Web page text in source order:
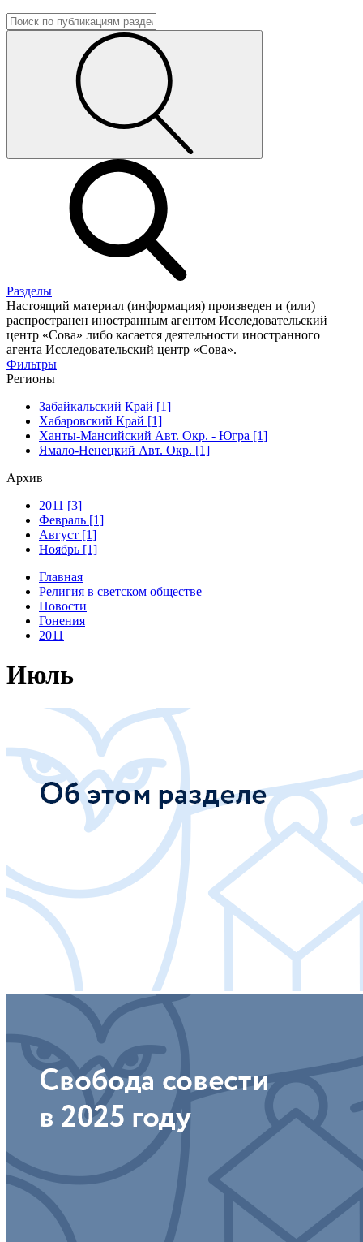
Разделы
Настоящий материал (информация) произведен и (или)
распространен иностранным агентом Исследовательский
центр «Сова» либо касается деятельности иностранного
агента Исследовательский центр «Сова».
Фильтры
Регионы
Забайкальский Край [1]
Хабаровский Край [1]
Ханты-Мансийский Авт. Окр. - Югра [1]
Ямало-Ненецкий Авт. Окр. [1]
Архив
2011 [3]
Февраль [1]
Август [1]
Ноябрь [1]
Главная
Религия в светском обществе
Новости
Гонения
2011
Июль